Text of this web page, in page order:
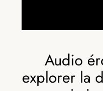
Audio
explorer la